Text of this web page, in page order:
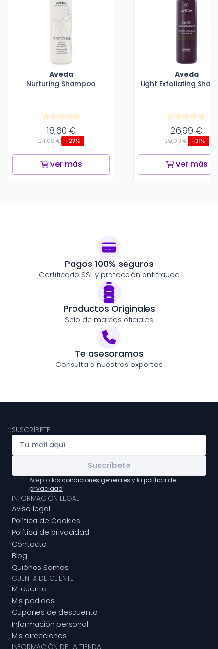
Aveda
Nurturing Shampoo
18,60 €
24,00 € -23%
Ver más
Aveda
Light Exfoliating
26,99 €
39,00 € -31%
Ver más
Pagos 100% seguros
Certificado SSL y protección antifraude
Productos Originales
Solo de marcas oficiales
Te asesoramos
Consulta a nuestros expertos
SUSCRÍBETE
Suscríbete
Acepto las condiciones generales y la política de
privacidad
INFORMACIÓN LEGAL
Aviso legal
Política de Cookies
Política de privacidad
Contacto
Blog
Quiénes Somos
CUENTA DE CLIENTE
Mi cuenta
Mis pedidos
Cupones de descuento
Información personal
Mis direcciones
INFORMACIÓN DE LA TIENDA